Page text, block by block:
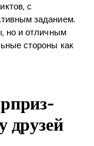
с
заданием.
но и отличным
стороны как
друзей